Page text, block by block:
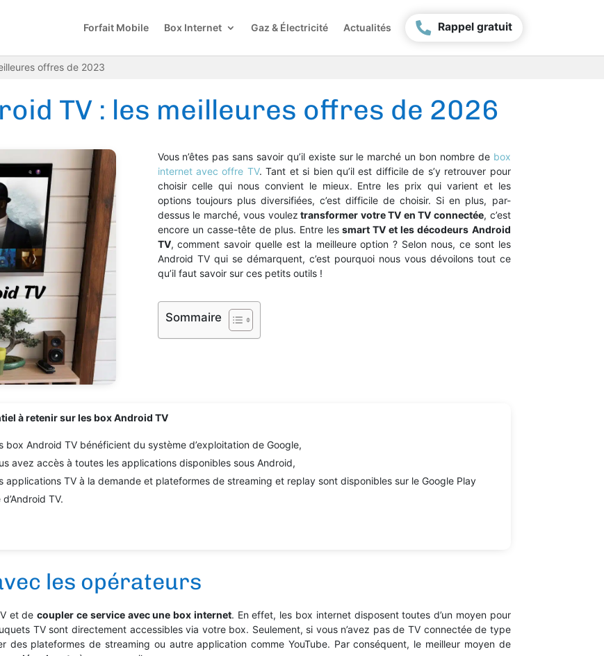
Forfait Mobile Box Internet Gaz & Électricité Actualités Rappel gratuit
offres de 2023
TV : les meilleures offres de 2026
Vous n’êtes pas sans savoir qu’il existe sur le marché un bon nombre de box
internet avec offre TV. Tant et si bien qu’il est difficile de s’y retrouver pour
choisir celle qui nous convient le mieux. Entre les prix qui varient et les
options toujours plus diversifiées, c’est difficile de choisir. Si en plus, par-
dessus le marché, vous voulez transformer votre TV en TV connectée, c’est
encore un casse-tête de plus. Entre les smart TV et les décodeurs Android
TV, comment savoir quelle est la meilleure option ? Selon nous, ce sont les
Android TV qui se démarquent, c’est pourquoi nous vous dévoilons tout ce
qu’il faut savoir sur ces petits outils !
Sommaire
à retenir sur les box Android TV
box Android TV bénéficient du système d’exploitation de Google,
avez accès à toutes les applications disponibles sous Android,
applications TV à la demande et plateformes de streaming et replay sont disponibles sur le Google Play
TV.
les opérateurs
et decoupler ce service avec une box internet. En effet, les box internet disposent toutes d’un moyen pour
TV sont directement accessibles via votre box. Seulement, si vous n’avez pas de TV connectée de type
des plateformes de streaming ou autre application comme YouTube. Par conséquent, le meilleur moyen de